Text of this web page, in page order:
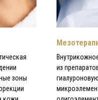
зоны
из